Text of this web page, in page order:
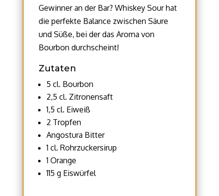
Gewinner an der Bar? Whiskey Sour hat
die perfekte Balance zwischen Säure
und Süße, bei der das Aroma von
Bourbon durchscheint!
Zutaten
5 cl. Bourbon
2,5 cl. Zitronensaft
1,5 cl. Eiweiß
2 Tropfen
Angostura Bitter
1 cl. Rohrzuckersirup
1 Orange
115 g Eiswürfel